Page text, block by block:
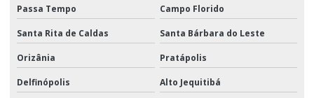
Passa Tempo Campo Florido
Santa Rita de Caldas Santa Bárbara do Leste
Orizânia Pratápolis
Delfinópolis Alto Jequitibá